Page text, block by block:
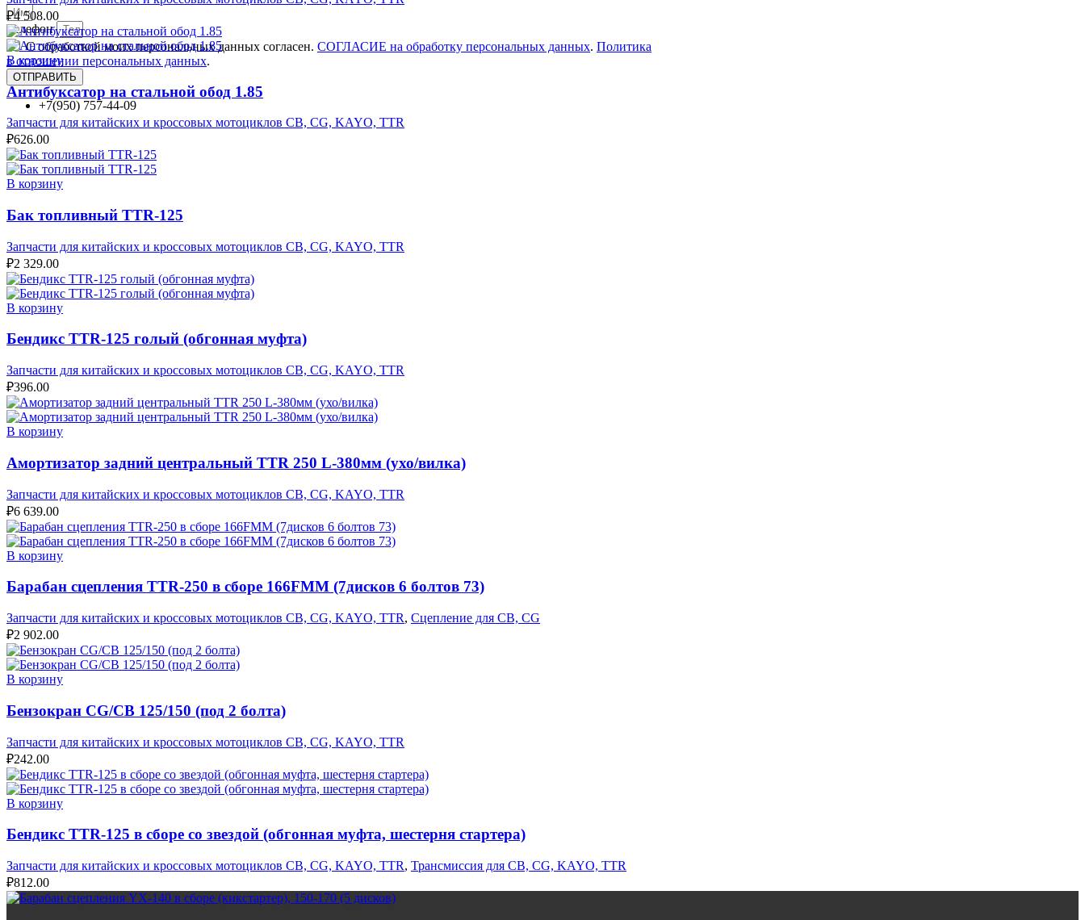
Телефон
С обработкой моих персональных данных согласен. СОГЛАСИЕ на обработку персональных данных. Политика
в отношении персональных данных.
ОТПРАВИТЬ
+7(950) 757-44-09
₽4 508.00
В корзину
Антибуксатор на стальной обод 1.85
Запчасти для китайских и кроссовых мотоциклов CB, CG, KAYO, TTR
₽626.00
В корзину
Бак топливный TTR-125
Запчасти для китайских и кроссовых мотоциклов CB, CG, KAYO, TTR
₽2 329.00
В корзину
Бендикс TTR-125 голый (обгонная муфта)
Запчасти для китайских и кроссовых мотоциклов CB, CG, KAYO, TTR
₽396.00
В корзину
Амортизатор задний центральный TTR 250 L-380мм (ухо/вилка)
Запчасти для китайских и кроссовых мотоциклов CB, CG, KAYO, TTR
₽6 639.00
В корзину
Барабан сцепления TTR-250 в сборе 166FMM (7дисков 6 болтов 73)
Запчасти для китайских и кроссовых мотоциклов CB, CG, KAYO, TTR, Сцепление для CB, CG
₽2 902.00
В корзину
Бензокран CG/CB 125/150 (под 2 болта)
Запчасти для китайских и кроссовых мотоциклов CB, CG, KAYO, TTR
₽242.00
В корзину
Бендикс TTR-125 в сборе со звездой (обгонная муфта, шестерня стартера)
Запчасти для китайских и кроссовых мотоциклов CB, CG, KAYO, TTR, Трансмиссия для CB, CG, KAYO, TTR
₽812.00